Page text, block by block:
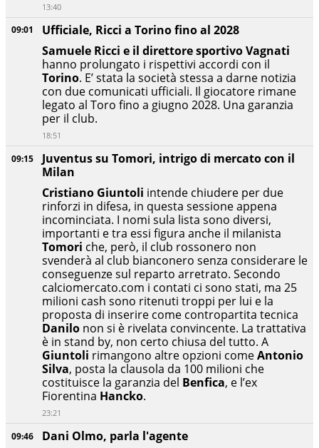
09:46
Dani Olmo, parla l'agente
09:15
Juventus su Tomori, intrigo di mercato con il
Milan
Cristiano Giuntoli intende chiudere per due
rinforzi in difesa, in questa sessione appena
incominciata. I nomi sula lista sono diversi,
importanti e tra essi figura anche il milanista
Tomori che, però, il club rossonero non
svenderà al club bianconero senza considerare le
conseguenze sul reparto arretrato. Secondo
calciomercato.com i contati ci sono stati, ma 25
milioni cash sono ritenuti troppi per lui e la
proposta di inserire come contropartita tecnica
Danilo non si è rivelata convincente. La trattativa
è in stand by, non certo chiusa del tutto. A
Giuntoli rimangono altre opzioni comeAntonio
Silva, posta la clausola da 100 milioni che
costituisce la garanzia del Benfica, e l’ex
Fiorentina Hancko.
23:21
09:01
Ufficiale, Ricci a Torino fino al 2028
Samuele Ricci e il direttore sportivo Vagnati
hanno prolungato i rispettivi accordi con il
Torino. E’ stata la società stessa a darne notizia
con due comunicati ufficiali. Il giocatore rimane
legato al Toro fino a giugno 2028. Una garanzia
per il club.
18:51
13:40